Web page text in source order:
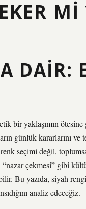
MI
DAIR:
bir yaklaşımın
günlük kararlarını
seçimi değil,
çekmesi” gibi
Bu yazıda, siyah
analiz edeceğiz.